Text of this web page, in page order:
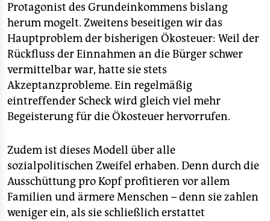
Protagonist des Grundeinkommens bislang
herum mogelt. Zweitens beseitigen wir das
Hauptproblem der bisherigen Ökosteuer: Weil der
Rückfluss der Einnahmen an die Bürger schwer
vermittelbar war, hatte sie stets
Akzeptanzprobleme. Ein regelmäßig
eintreffender Scheck wird gleich viel mehr
Begeisterung für die Ökosteuer hervorrufen.
Zudem ist dieses Modell über alle
sozialpolitischen Zweifel erhaben. Denn durch die
Ausschüttung pro Kopf profitieren vor allem
Familien und ärmere Menschen – denn sie zahlen
weniger ein, als sie schließlich erstattet